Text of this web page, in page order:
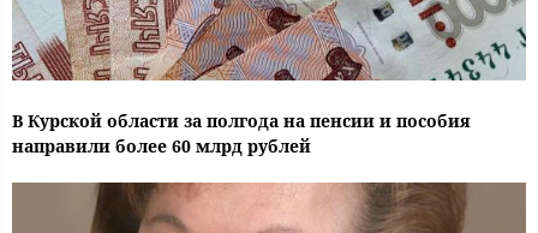
В Курской области за полгода на пенсии и пособия
направили более 60 млрд рублей